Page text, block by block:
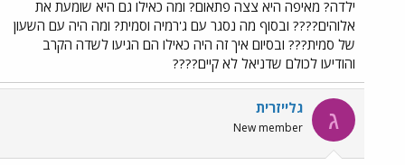
ילדה? מאיפה היא צצה פתאום? ומה כאילו גם היא שומעת את
אלוהים???? ובסוף מה נסגר עם ג'רמיה וסמית? ומה היה עם השעון
של סמית??? ובסיום איך זה היה כאילו הם הגיעו לשדה הקרב
והודיעו לכולם שדניאל לא קיים????
ג גלייזרית
New member